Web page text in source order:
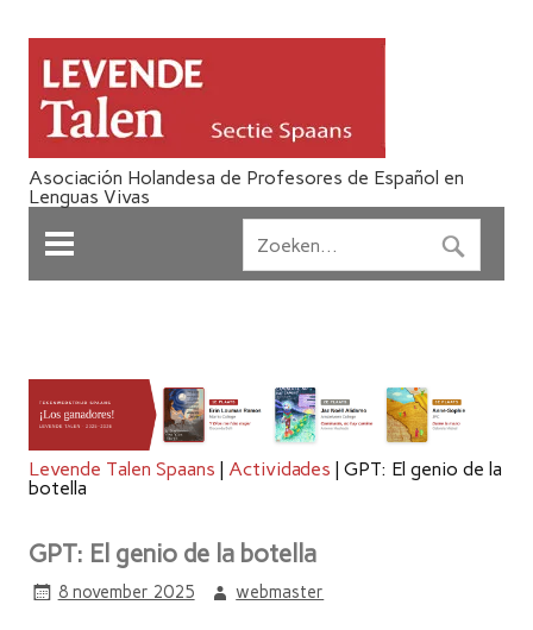
Asociación Holandesa de Profesores de Español en
Lenguas Vivas
Levende Talen Spaans | Actividades | GPT: El genio de la
botella
GPT: El genio de la botella
8 november 2025 webmaster